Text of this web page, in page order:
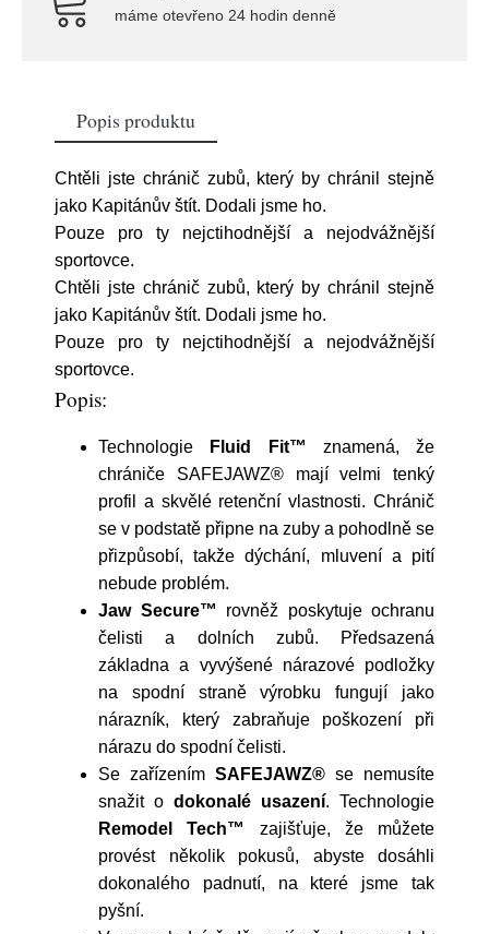
máme otevřeno 24 hodin denně
Popis produktu
Chtěli jste chránič zubů, který by chránil stejně
jako Kapitánův štít. Dodali jsme ho.
Pouze pro ty nejctihodnější a nejodvážnější
sportovce.
Chtěli jste chránič zubů, který by chránil stejně
jako Kapitánův štít. Dodali jsme ho.
Pouze pro ty nejctihodnější a nejodvážnější
sportovce.
Popis:
Technologie Fluid Fit™ znamená, že
chrániče SAFEJAWZ® mají velmi tenký
profil a skvělé retenční vlastnosti. Chránič
se v podstatě připne na zuby a pohodlně se
přizpůsobí, takže dýchání, mluvení a pití
nebude problém.
Jaw Secure™ rovněž poskytuje ochranu
čelisti a dolních zubů. Předsazená
základna a vyvýšené nárazové podložky
na spodní straně výrobku fungují jako
nárazník, který zabraňuje poškození při
nárazu do spodní čelisti.
Se zařízením SAFEJAWZ® se nemusíte
snažit o dokonalé usazení. Technologie
Remodel Tech™
zajišťuje, že můžete
provést několik pokusů, abyste dosáhli
dokonalého padnutí, na které jsme tak
pyšní.